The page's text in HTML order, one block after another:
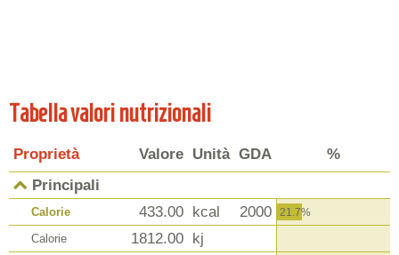
Tabella valori nutrizionali
Proprietà Valore Unità GDA
%
Principali
Calorie 433.00 kcal 2000 21.7%
Calorie 1812.00 kj